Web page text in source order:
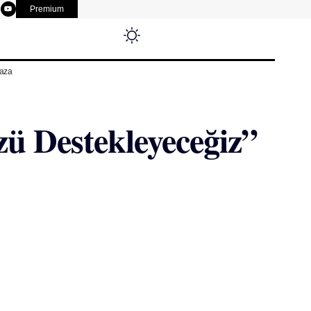
Premium
Destekleyeceğiz”